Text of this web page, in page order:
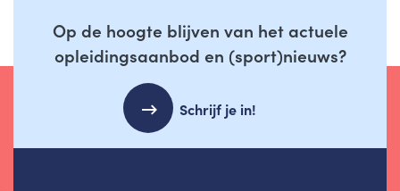
Op de hoogte blijven van het actuele
opleidingsaanbod en (sport)nieuws?
Schrijf je in!